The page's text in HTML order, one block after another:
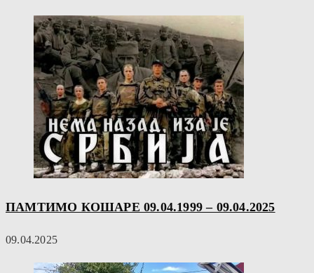
ПАМТИМО КОШАРЕ 09.04.1999 – 09.04.2025
09.04.2025